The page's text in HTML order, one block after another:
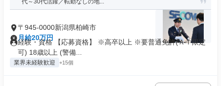
代～30代活躍／転勤なしの地...
〒945-0000新潟県柏崎市
月給20万円
経験・資格 【応募資格】 ※高卒以上 ※要普通免許(ＡＴ限定
可) 18歳以上 (警備...
業界未経験歓迎 +15個